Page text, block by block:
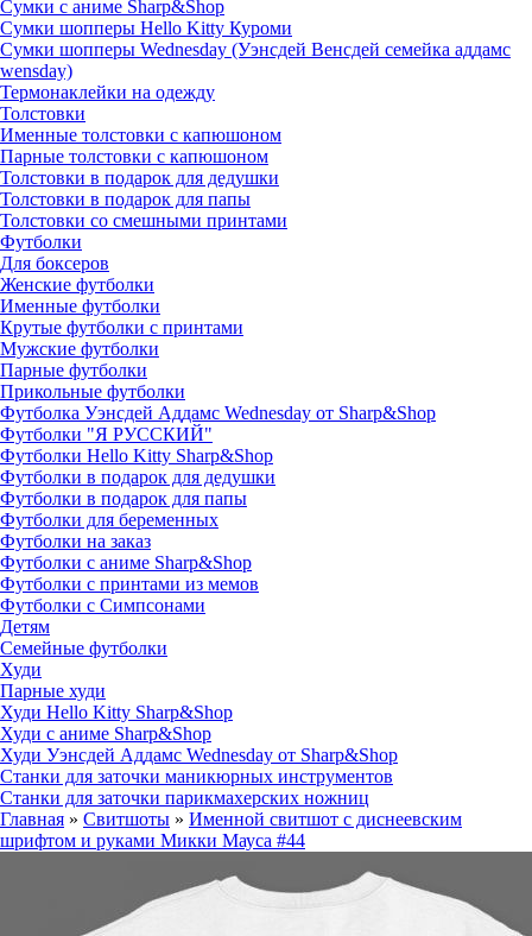
Сумки с аниме Sharp&Shop
Сумки шопперы Hello Kitty Куроми
Сумки шопперы Wednesday (Уэнсдей Венсдей семейка аддамс
wensday)
Термонаклейки на одежду
Толстовки
Именные толстовки с капюшоном
Парные толстовки с капюшоном
Толстовки в подарок для дедушки
Толстовки в подарок для папы
Толстовки со смешными принтами
Футболки
Для боксеров
Женские футболки
Именные футболки
Крутые футболки с принтами
Мужские футболки
Парные футболки
Прикольные футболки
Футболка Уэнсдей Аддамс Wednesday от Sharp&Shop
Футболки "Я РУССКИЙ"
Футболки Hello Kitty Sharp&Shop
Футболки в подарок для дедушки
Футболки в подарок для папы
Футболки для беременных
Футболки на заказ
Футболки с аниме Sharp&Shop
Футболки с принтами из мемов
Футболки с Симпсонами
Детям
Семейные футболки
Худи
Парные худи
Худи Hello Kitty Sharp&Shop
Худи с аниме Sharp&Shop
Худи Уэнсдей Аддамс Wednesday от Sharp&Shop
Станки для заточки маникюрных инструментов
Станки для заточки парикмахерских ножниц
Главная » Свитшоты » Именной свитшот с диснеевским
шрифтом и руками Микки Мауса #44